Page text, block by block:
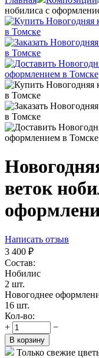
нобилиса с
веток
Написать отзыв
3 400 ₽
Состав:
Нобилис
2 шт.
Новогоднее
16 шт.
Кол-во:
+
−
В корзину
Только свежие